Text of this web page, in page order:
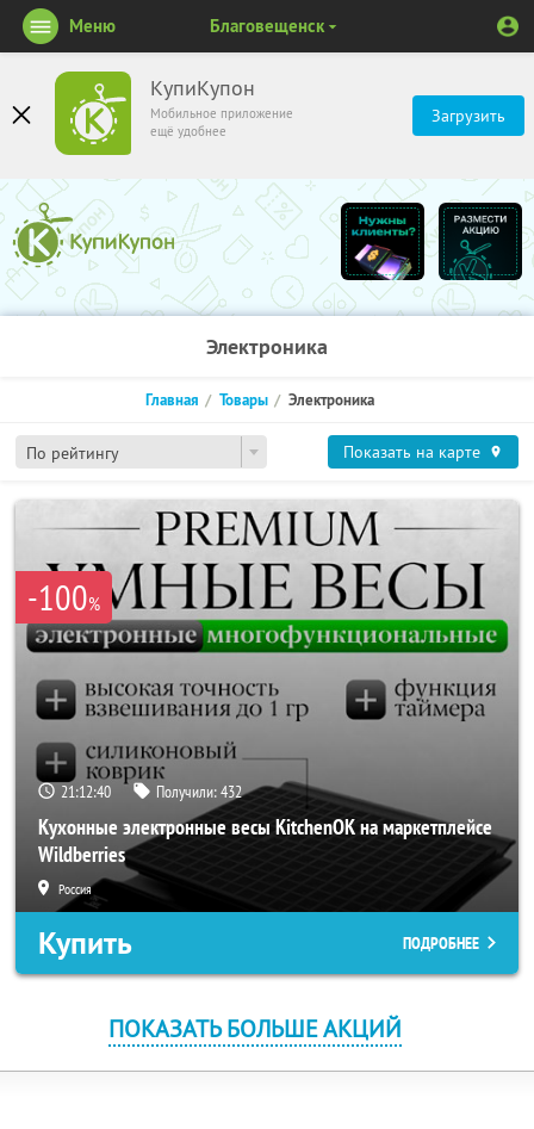
КупиКупон
Мобильное приложение
ещё удобнее
Загрузить
Меню Благовещенск
Электроника
По рейтингу
Главная Товары Электроника
Показать на карте
-100%
21:12:40 Получили:432
Кухонные электронные весы KitchenOK на маркетплейсе
Wildberries
Россия
Купить ПОДРОБНЕЕ
ПОКАЗАТЬ БОЛЬШЕ АКЦИЙ